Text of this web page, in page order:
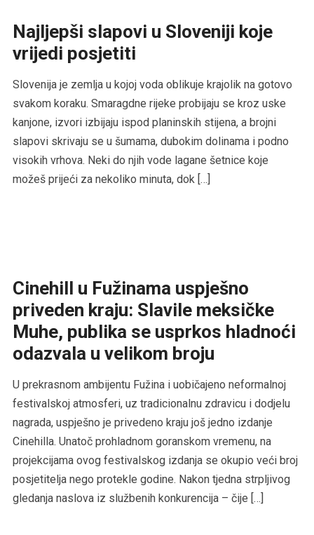
Najljepši slapovi u Sloveniji koje
vrijedi posjetiti
Slovenija je zemlja u kojoj voda oblikuje krajolik na gotovo
svakom koraku. Smaragdne rijeke probijaju se kroz uske
kanjone, izvori izbijaju ispod planinskih stijena, a brojni
slapovi skrivaju se u šumama, dubokim dolinama i podno
visokih vrhova. Neki do njih vode lagane šetnice koje
možeš prijeći za nekoliko minuta, dok […]
Cinehill u Fužinama uspješno
priveden kraju: Slavile meksičke
Muhe, publika se usprkos hladnoći
odazvala u velikom broju
U prekrasnom ambijentu Fužina i uobičajeno neformalnoj
festivalskoj atmosferi, uz tradicionalnu zdravicu i dodjelu
nagrada, uspješno je privedeno kraju još jedno izdanje
Cinehilla. Unatoč prohladnom goranskom vremenu, na
projekcijama ovog festivalskog izdanja se okupio veći broj
posjetitelja nego protekle godine. Nakon tjedna strpljivog
gledanja naslova iz službenih konkurencija – čije […]